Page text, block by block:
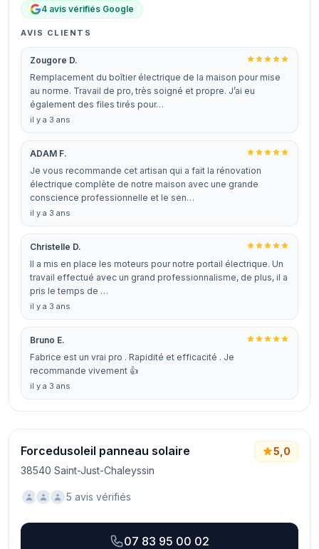
4 avis vérifiés Google
AVIS CLIENTS
Zougore D.
Remplacement du boîtier électrique de la maison pour mise
au norme. Travail de pro, très soigné et propre. J’ai eu
également des files tirés pour…
il y a 3 ans
ADAM F.
Je vous recommande cet artisan qui a fait la rénovation
électrique complète de notre maison avec une grande
conscience professionnelle et le sen…
il y a 3 ans
Christelle D.
Il a mis en place les moteurs pour notre portail électrique. Un
travail effectué avec un grand professionnalisme, de plus, il a
pris le temps de …
il y a 3 ans
Bruno E.
Fabrice est un vrai pro . Rapidité et efficacité . Je
recommande vivement 👍
il y a 3 ans
Forcedusoleil panneau solaire
38540 Saint-Just-Chaleyssin
5,0
5 avis vérifiés
07 83 95 00 02